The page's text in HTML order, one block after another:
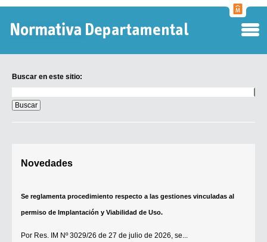
Buscar en este sitio:
en
este
sitio:
Novedades
Se reglamenta procedimiento respecto a las gestiones vinculadas al
permiso de Implantación y Viabilidad de Uso.
Por Res. IM Nº 3029/26 de 27 de julio de 2026, se...